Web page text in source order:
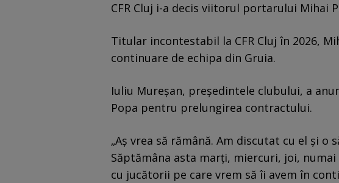
CFR Cluj i-a decis viitorul portarului Mihai
Titular incontestabil la CFR Cluj în 2026,
continuare de echipa din Gruia.
Iuliu Mureșan, președintele clubului, a
Popa pentru prelungirea contractului.
„Aș vrea să rămână. Am discutat cu el și o
Săptămâna asta marți, miercuri, joi,
cu jucătorii pe care vrem să îi avem în